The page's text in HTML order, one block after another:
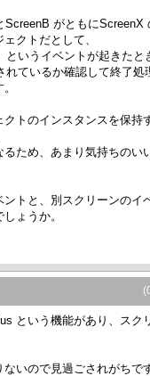
ScreenB がともにScreenX
クトだとして、
というイベントが起きたと
ているか確認して終了処
クトのインスタンスを保持
ため、あまり気持ちのい
トと、別スクリーンのイ
ょうか。
という機能があり、スク
いので見過ごされがちで